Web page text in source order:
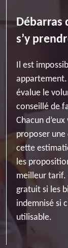
Débarras
s’y
Il est
évalue le
conseillé de
Chacun
proposer
cette
les
meilleur tarif.
gratuit si les
indemnisé si
utilisable.